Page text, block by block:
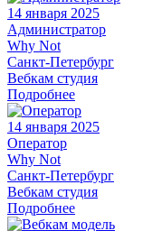
14 января 2025
Администратор
Why Not
Санкт-Петербург
Вебкам студия
Подробнее
14 января 2025
Оператор
Why Not
Санкт-Петербург
Вебкам студия
Подробнее